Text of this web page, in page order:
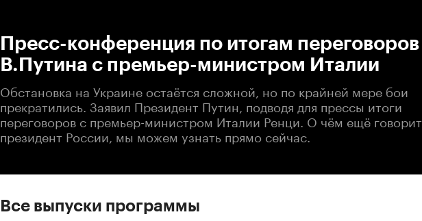
Пресс-конференция по итогам переговоров
В.Путина с премьер-министром Италии
Обстановка на Украине остаётся сложной, но по крайней мере бои
прекратились. Заявил Президент Путин, подводя для прессы итоги
переговоров с премьер-министром Италии Ренци. О чём ещё говорит
президент России, мы можем узнать прямо сейчас.
Все выпуски программы